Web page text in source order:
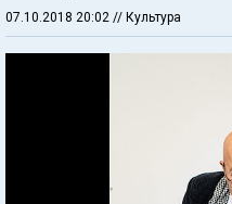
07.10.2018 20:02 // Культура